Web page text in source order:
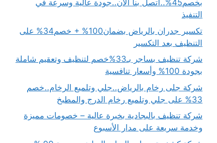
بخصم45%..اتصل بنا الآن..جودة عالية وسرعة في
التنفيذ
تكسير جدران بالرياض بضمان100% + خصم34% على
التنظيف بعد التكسير
شركة تنظيف بساجر بـ33%خصم لتنظيف وتعقيم شاملة
بجودة 100% وأسعار تنافسية
شركة جلى رخام بالرياض..جلي وتلميع الرخام..خصم
33% على جلي وتلميع رخام الدرج والمطبخ
شركة تنظيف بالبجادية بخبرة عالية – خصومات مميزة
وخدمة سريعة على مدار الأسبوع